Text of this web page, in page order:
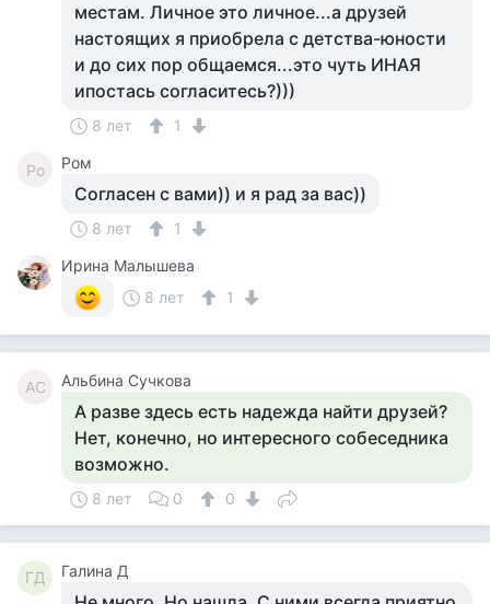
местам. Личное это личное...а друзей
настоящих я приобрела с детства-юности
и до сих пор общаемся...это чуть ИНАЯ
ипостась согласитесь?)))
8 лет 1
Ро Ром
Согласен с вами)) и я рад за вас))
8 лет
1
Ирина Малышева
8 лет
1
АС Альбина Сучкова
А разве здесь есть надежда найти друзей?
Нет, конечно, но интересного собеседника
возможно.
8 лет 0 0
ГД Галина Д